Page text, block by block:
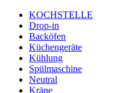
KOCHSTELLE
Drop-in
Backöfen
Küchengeräte
Kühlung
Spülmaschine
Neutral
Kräne